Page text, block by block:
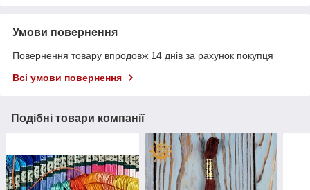
Умови повернення
Повернення товару впродовж 14 днів за рахунок покупця
Всі умови повернення
Подібні товари компанії